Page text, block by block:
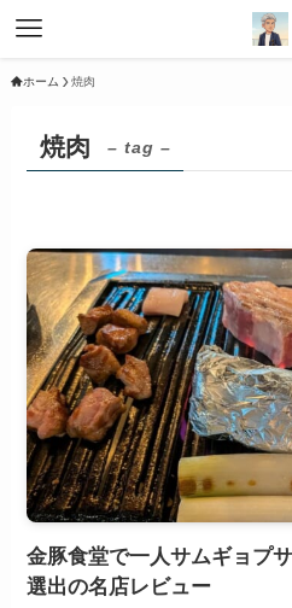
ホーム 焼肉
焼肉 – tag –
金豚食堂で一人サムギョプ
選出の名店レビュー